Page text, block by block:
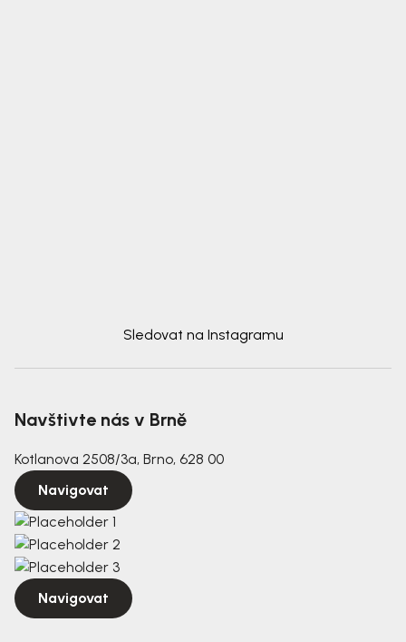
Sledovat na Instagramu
Navštivte nás v Brně
Kotlanova 2508/3a, Brno, 628 00
Navigovat
Navigovat